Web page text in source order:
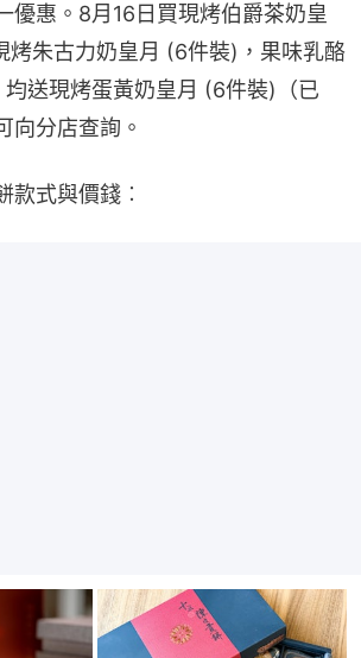
優惠。8月16日買現烤伯爵茶奶皇
烤朱古力奶皇月 (6件裝)，果味乳酪
送現烤蛋黃奶皇月 (6件裝)（已
向分店查詢。
款式與價錢︰